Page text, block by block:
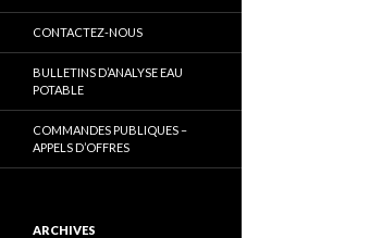
CONTACTEZ-NOUS
BULLETINS D’ANALYSE EAU
POTABLE
COMMANDES PUBLIQUES –
APPELS D’OFFRES
ARCHIVES